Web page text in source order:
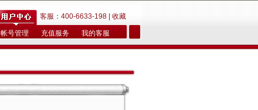
客服：400-6633-198 | 收藏
帐号管理 充值服务 我的客服